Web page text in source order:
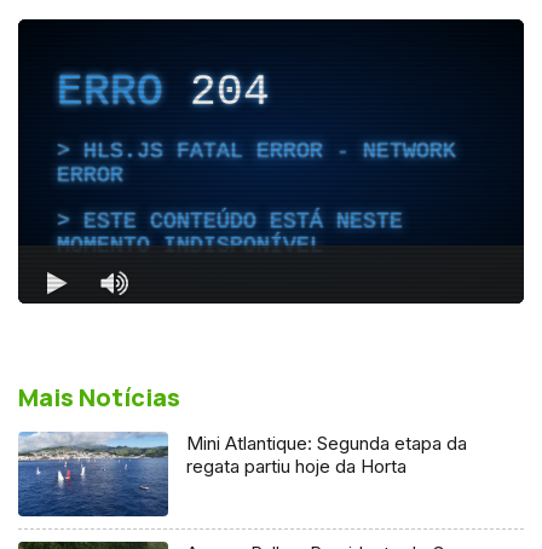
Mais Notícias
Mini Atlantique: Segunda etapa da
regata partiu hoje da Horta